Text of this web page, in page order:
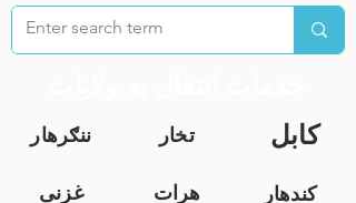
ننګرهار تخار کابل
غزنی هرات
کندهار